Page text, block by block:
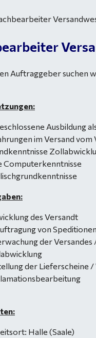
Auftraggeber suchen
Ausbildung
im Versand vom
Computerkenntnisse
des Versandt
von
der
der Lieferscheine
Halle (Saale)